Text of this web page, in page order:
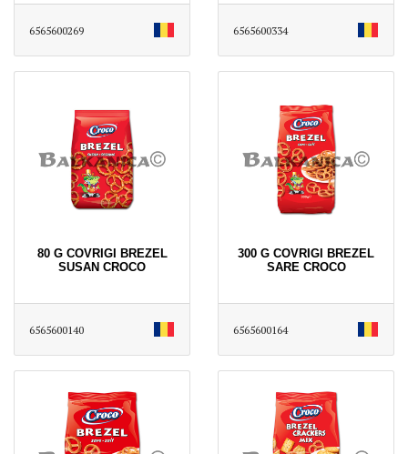
6565600269 6565600334
80 G COVRIGI BREZEL
SUSAN CROCO
6565600140
300 G COVRIGI BREZEL
SARE CROCO
6565600164